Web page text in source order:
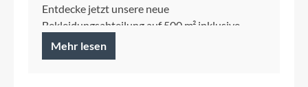
Entdecke jetzt unsere neue
Bekleidungsabteilung auf 500 m² inklusive
Ortlieb Concept Store.
Mehr lesen